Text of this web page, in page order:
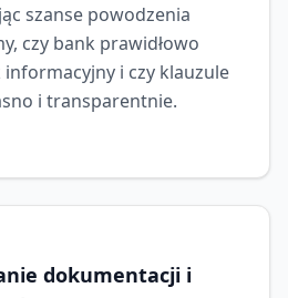
szanse powodzenia
czy bank prawidłowo
informacyjny i czy klauzule
i transparentnie.
dokumentacji i